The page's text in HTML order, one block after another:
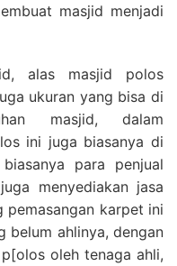
masjid menjadi
alas masjid polos
ukuran yang bisa di
masjid, dalam
ini juga biasanya di
para penjual
menyediakan jasa
pemasangan karpet ini
belum ahlinya, dengan
oleh tenaga ahli,